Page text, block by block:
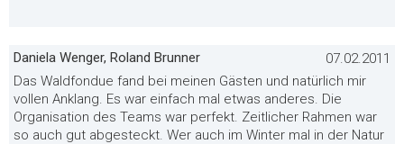
Daniela Wenger, Roland Brunner
07.02.2011
Das Waldfondue fand bei meinen Gästen und natürlich mir
vollen Anklang. Es war einfach mal etwas anderes. Die
Organisation des Teams war perfekt. Zeitlicher Rahmen war
so auch gut abgesteckt. Wer auch im Winter mal in der Natur